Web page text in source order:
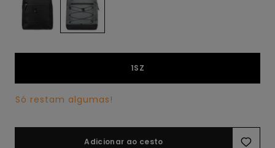
1SZ
Só restam algumas!
Adicionar ao cesto